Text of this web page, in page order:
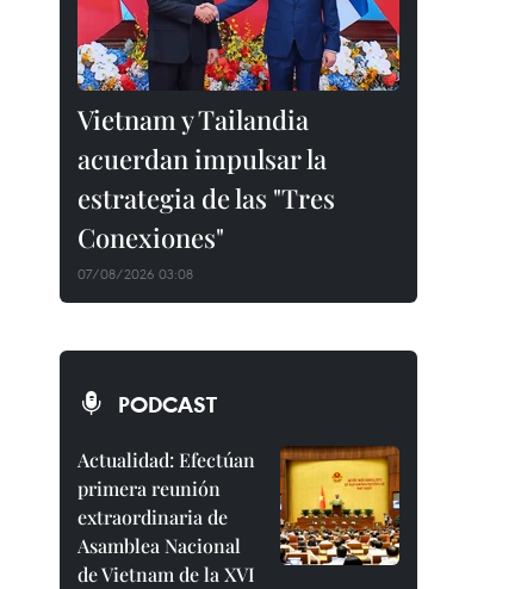
Vietnam y Tailandia
acuerdan impulsar la
estrategia de las "Tres
Conexiones"
07/08/2026 03:08
PODCAST
Actualidad: Efectúan
primera reunión
extraordinaria de
Asamblea Nacional
de Vietnam de la XVI